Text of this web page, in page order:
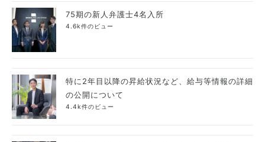
75期の新人弁護士4名入所
4.6k件のビュー
特に2年目以降の昇給状況など、給与等情報の詳細
の公開について
4.4k件のビュー